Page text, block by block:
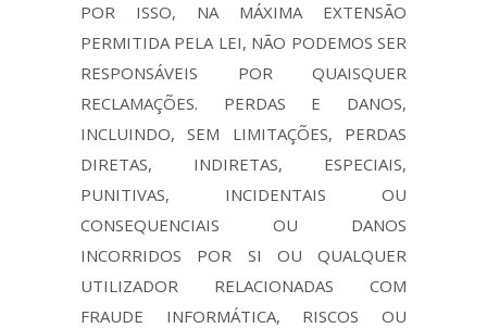
POR ISSO, NA MÁXIMA EXTENSÃO
PERMITIDA PELA LEI, NÃO PODEMOS SER
RESPONSÁVEIS POR QUAISQUER
RECLAMAÇÕES. PERDAS E DANOS,
INCLUINDO, SEM LIMITAÇÕES, PERDAS
DIRETAS, INDIRETAS, ESPECIAIS,
PUNITIVAS, INCIDENTAIS OU
CONSEQUENCIAIS OU DANOS
INCORRIDOS POR SI OU QUALQUER
UTILIZADOR RELACIONADAS COM
FRAUDE INFORMÁTICA, RISCOS OU